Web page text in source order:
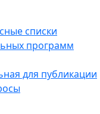
списки
программ
для публикации